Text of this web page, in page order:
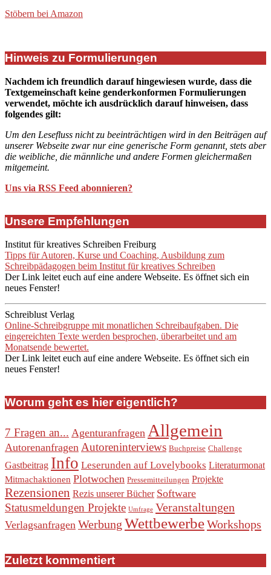
Stöbern bei Amazon
Hinweis zu Formulierungen
Nachdem ich freundlich darauf hingewiesen wurde, dass die
Textgemeinschaft keine genderkonformen Formulierungen
verwendet, möchte ich ausdrücklich darauf hinweisen, dass
folgendes gilt:
Um den Lesefluss nicht zu beeinträchtigen wird in den Beiträgen auf
unserer Webseite zwar nur eine generische Form genannt, stets aber
die weibliche, die männliche und andere Formen gleichermaßen
mitgemeint.
Uns via RSS Feed abonnieren?
Unsere Empfehlungen
Institut für kreatives Schreiben Freiburg
Tipps für Autoren, Kurse und Coaching, Ausbildung zum
Schreibpädagogen beim Institut für kreatives Schreiben
Der Link leitet euch auf eine andere Webseite. Es öffnet sich ein
neues Fenster!
Schreiblust Verlag
Online-Schreibgruppe mit monatlichen Schreibaufgaben. Die
eingereichten Texte werden besprochen, überarbeitet und am
Monatsende bewertet.
Der Link leitet euch auf eine andere Webseite. Es öffnet sich ein
neues Fenster!
Worum geht es hier eigentlich?
7 Fragen an... Agenturanfragen Allgemein
Autorenanfragen Autoreninterviews Buchpreise Challenge
Gastbeitrag Info Leserunden auf Lovelybooks Literaturmonat
Mitmachaktionen Plotwochen Pressemitteilungen Projekte
Rezensionen Rezis unserer Bücher Software
Statusmeldungen Projekte Umfrage Veranstaltungen
Verlagsanfragen Werbung WettbewerbeWorkshops
Zuletzt kommentiert